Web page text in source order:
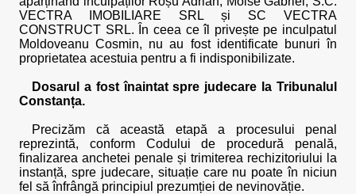
VECTRA IMOBILIARE SRL și SC VECTRA
CONSTRUCT SRL. În ceea ce îl privește pe inculpatul
Moldoveanu Cosmin, nu au fost identificate bunuri în
proprietatea acestuia pentru a fi indisponibilizate.
Dosarul a fost înaintat spre judecare la Tribunalul
Constanța.
Precizăm că această etapă a procesului penal
reprezintă, conform Codului de procedură penală,
finalizarea anchetei penale și trimiterea rechizitoriului la
instanță, spre judecare, situație care nu poate în niciun
fel să înfrângă principiul prezumției de nevinovăție.